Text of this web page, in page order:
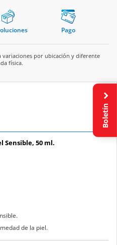
Pago
variaciones por ubicación y diferente
física.
Sensible, 50 ml.
de la piel.
Boletín